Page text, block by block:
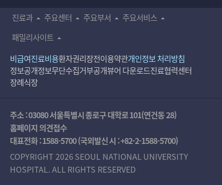
진료과
주요센터 주요부서
주요서비스
패밀리사이트
비급여진료비용환자권리장전이용약관개인정보 처리방침
정보공개정보무단수집거부공개뷰어 다운로드진료협력센터
장례식장
주소 : 03080 서울특별시 종로구 대학로 101(연건동 28)
홈페이지 의견접수
대표전화 :1588-5700(국외발신 시 :+82-2-1588-5700)
COPYRIGHT 2026 SEOUL NATIONAL UNIVERSITY
HOSPITAL. ALL RIGHTS RESERVED